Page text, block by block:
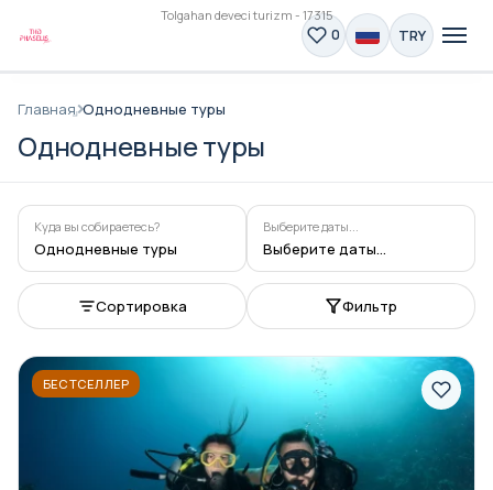
Tolgahan deveci turizm - 17315
0 TRY
Главная Однодневные туры
Однодневные туры
Куда вы собираетесь?
Однодневные туры
Выберите даты...
Выберите даты...
Сортировка Фильтр
БЕСТСЕЛЛЕР